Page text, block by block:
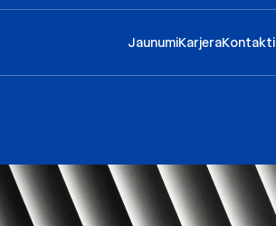
JaunumiKarjeraKontakti